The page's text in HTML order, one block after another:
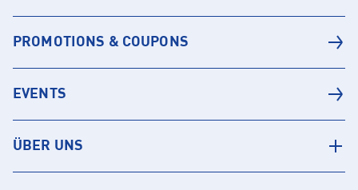
PROMOTIONS & COUPONS
EVENTS
ÜBER UNS